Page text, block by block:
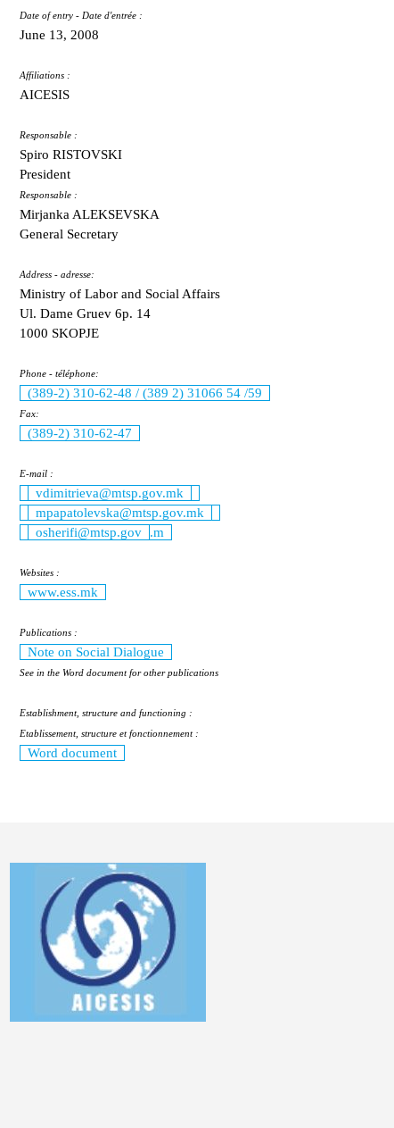
Date of entry - Date d'entrée :
June 13, 2008
Affiliations :
AICESIS
Responsable :
Spiro RISTOVSKI
President
Responsable :
Mirjanka ALEKSEVSKA
General Secretary
Address - adresse:
Ministry of Labor and Social Affairs
Ul. Dame Gruev 6p. 14
1000 SKOPJE
Phone - téléphone:
(389-2) 310-62-48 / (389 2) 31066 54 /59
Fax:
(389-2) 310-62-47
E-mail :
vdimitrieva@mtsp.gov.mk
mpapatolevska@mtsp.gov.mk
osherifi@mtsp.gov
.m
Websites :
www.ess.mk
Publications :
Note on Social Dialogue
See in the Word document for other publications
Establishment, structure and functioning :
Etablissement, structure et fonctionnement :
Word document